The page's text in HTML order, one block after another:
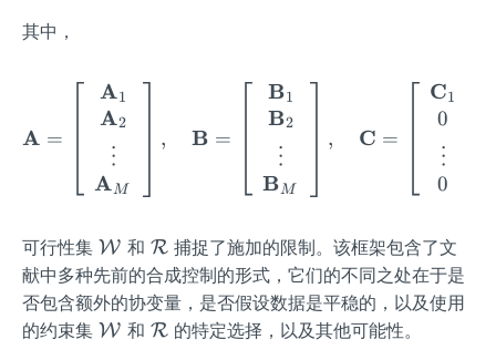
{R}
_0
mes
bb
{R}
_0
\ti
K}
\sub
{R}
bset
eq
ath
bb
^
{K
M}
其中，
A =
A1
A2
⋮
AM
, B =
B1
B2
⋮
BM
, C =
C1
0
⋮
0
可行性集 \ma
thca
l
{W}
W 和 \m
ath
cal
{R}
R捕捉了施加的限制。该框架包含了文
献中多种先前的合成控制的形式，它们的不同之处在于是
否包含额外的协变量，是否假设数据是平稳的，以及使用
的约束集 \ma
W 和 \m
R的特定选择，以及其他可能性。